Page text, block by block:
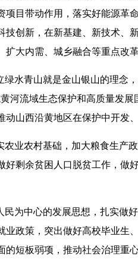
项目带动作用，落实好能源革
技创新，在新基建、新技术、
扩大内需、城乡融合等重点改
绿水青山就是金山银山的理念
河流域生态保护和高质量发
动山西沿黄地区在保护中开发
农业农村基础，加大粮食生产
好剩余贫困人口脱贫工作，做
民为中心的发展思想，扎实做
业政策，突出做好高校毕业生
的短板弱项，推动社会治理重